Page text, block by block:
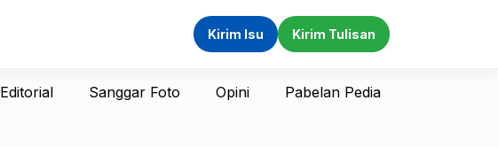
Kirim Isu Kirim Tulisan
Editorial Sanggar Foto Opini Pabelan Pedia